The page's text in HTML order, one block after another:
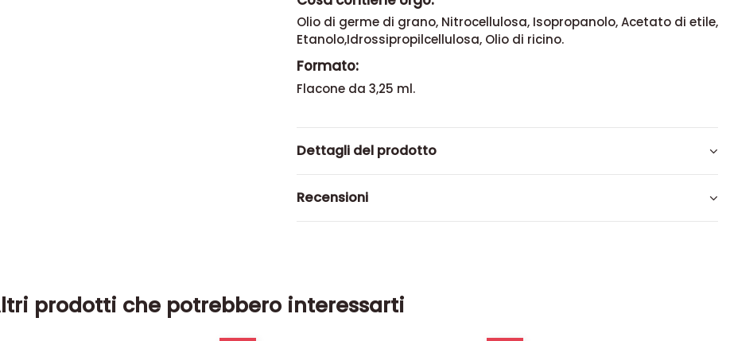
Cosa contiene Urgo:
Olio di germe di grano, Nitrocellulosa, Isopropanolo, Acetato di etile,
Etanolo,Idrossipropilcellulosa, Olio di ricino.
Formato:
Altri prodotti che potrebbero interessarti